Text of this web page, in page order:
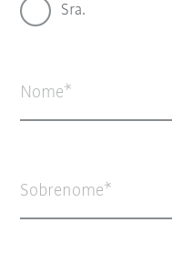
Sra.
Nome
Sobrenome